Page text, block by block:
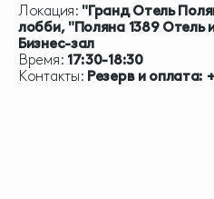
Локация: "Гранд Отель
лобби, "Поляна 1389 Отель
Бизнес-зал
Время: 17:30-18:30
Контакты: Резерв и оплата: